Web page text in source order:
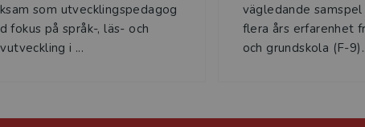
som utvecklingspedagog
fokus på språk-, läs- och
i ...
vägledande
flera års erfarenhet
och grundskola (F-